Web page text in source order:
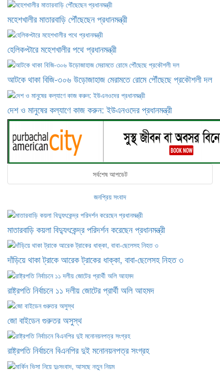
মহেশখালীর মাতারবাড়ি পৌঁছেছেন প্রধানমন্ত্রী
হেলিকপ্টারে মহেশখালীর পথে প্রধানমন্ত্রী
আটকে থাকা বিজি-৩০৬ উড়োজাহাজ মেরামতে রোমে পৌঁছেছে প্রকৌশলী দল
দেশ ও মানুষের কল্যাণে কাজ করুন: ইউএনওদের প্রধানমন্ত্রী
সর্বশেষ আপডেট
জনপ্রিয় সংবাদ
মাতারবাড়ি কয়লা বিদ্যুৎকেন্দ্র পরিদর্শন করেছেন প্রধানমন্ত্রী
দাঁড়িয়ে থাকা ট্রাকে আরেক ট্রাকের ধাক্কা, বাবা-ছেলেসহ নিহত ৩
রাষ্ট্রপতি নির্বাচনে ১১ দলীয় জোটের প্রার্থী অলি আহমদ
জো বাইডেন গুরুতর অসুস্থ
রাষ্ট্রপতি নির্বাচনে বিএনপির দুই মনোনয়নপত্র সংগ্রহ